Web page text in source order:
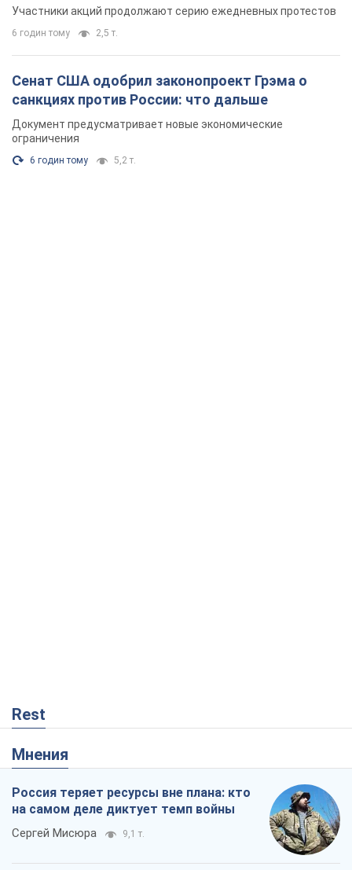
Участники акций продолжают серию ежедневных протестов
6 годин тому 2,5 т.
Сенат США одобрил законопроект Грэма о
санкциях против России: что дальше
Документ предусматривает новые экономические
ограничения
6 годин тому 5,2 т.
Rest
Мнения
Россия теряет ресурсы вне плана: кто
на самом деле диктует темп войны
Сергей Мисюра 9,1 т.